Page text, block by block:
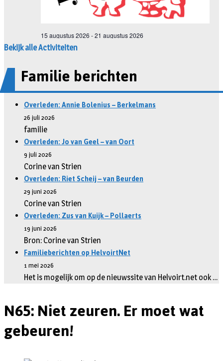
Bekijk alle Activiteiten
Familie berichten
Overleden: Annie Bolenius – Berkelmans
26 juli 2026
familie
Overleden: Jo van Geel – van Oort
9 juli 2026
Corine van Strien
Overleden: Riet Scheij – van Beurden
29 juni 2026
Corine van Strien
Overleden: Zus van Kuijk – Pollaerts
19 juni 2026
Bron: Corine van Strien
Familieberichten op HelvoirtNet
1 mei 2026
Het is mogelijk om op de nieuwssite van Helvoirt.net ook …
N65: Niet zeuren. Er moet wat
gebeuren!